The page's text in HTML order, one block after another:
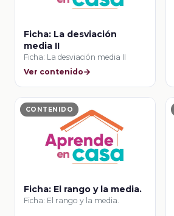
Ficha: La desviación
media II
Ficha: La desviación media II
Ver contenido
CONTENIDO
Ficha: El rango y la media.
Ficha: El rango y la media.